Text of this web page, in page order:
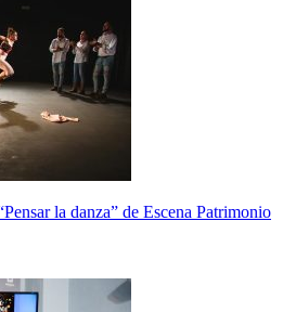
la danza” de Escena Patrimonio